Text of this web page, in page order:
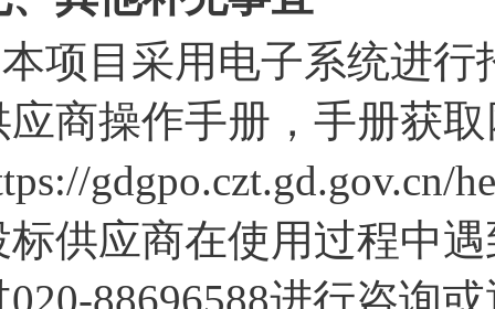
项目采用电子系统进
应商操作手册，手册获
gdgpo.czt.gd.gov.cn/
标供应商在使用过程中